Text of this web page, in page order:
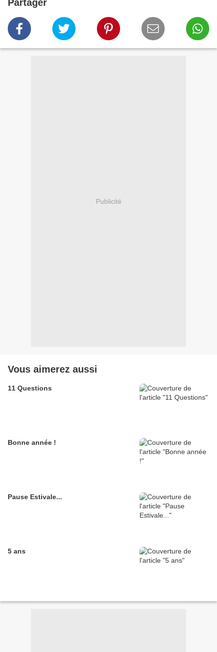
Partager
Publicité
Vous aimerez aussi
11 Questions
Bonne année !
Pause Estivale...
5 ans